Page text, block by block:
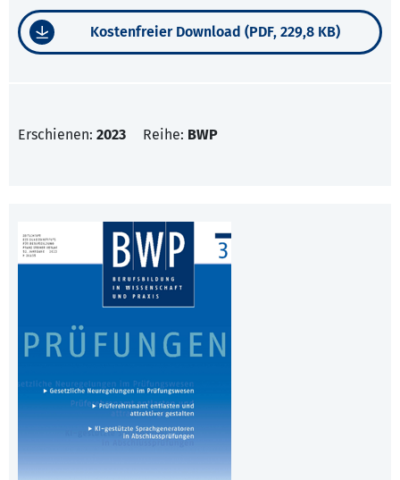
Kostenfreier Download (PDF, 229,8 KB)
Erschienen: 2023 Reihe: BWP